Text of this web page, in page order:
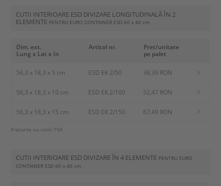
CUTII INTERIOARE ESD DIVIZARE LONGITUDINALĂ ÎN 2
ELEMENTE PENTRU EURO CONTAINER ESD 60 x 40 cm
Dim. ext.
Lung x Lat x In
Articol nr.
Pret/unitate
pe palet
56,3 x 18,3 x 5 cm ESD EK 2/50 38,39 RON
56,3 x 18,3 x 10 cm ESD EK 2/100 52,47 RON
56,3 x 18,3 x 15 cm ESD EK 2/150 67,49 RON
Preturile nu cotin TVA
CUTII INTERIOARE ESD DIVIZARE ÎN 4 ELEMENTE PENTRU EURO
CONTAINER ESD 60 x 40 cm